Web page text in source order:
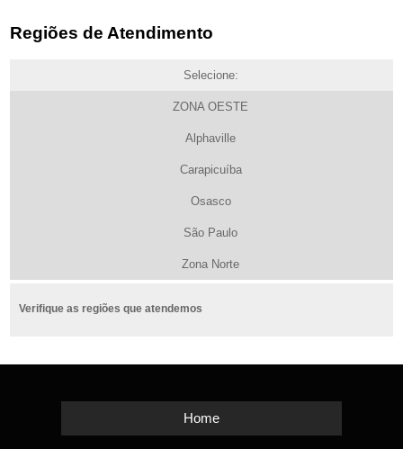
Regiões de Atendimento
Selecione:
ZONA OESTE
Alphaville
Carapicuíba
Osasco
São Paulo
Zona Norte
Verifique as regiões que atendemos
Home